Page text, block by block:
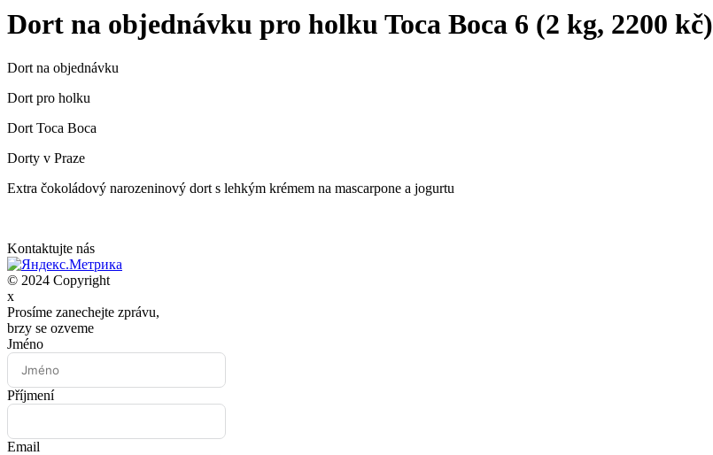
Dort na objednávku pro holku Toca Boca 6 (2 kg, 2200 kč)
Dort na objednávku
Dort pro holku
Dort Toca Boca
Dorty v Praze
Extra čokoládový narozeninový dort s lehkým krémem na mascarpone a jogurtu
Kontaktujte nás
© 2024 Copyright
x
Prosíme zanechejte zprávu,
brzy se ozveme
Jméno
Příjmení
Email